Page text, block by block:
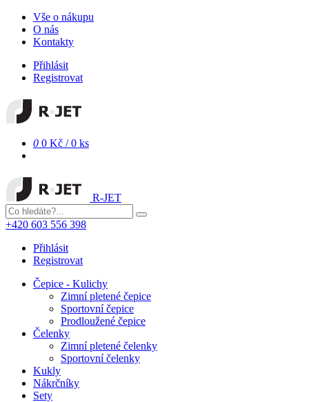
Vše o nákupu
O nás
Kontakty
Přihlásit
Registrovat
0 0 Kč /0 ks
R-JET
+420 603 556 398
Přihlásit
Registrovat
Čepice - Kulichy
Zimní pletené čepice
Sportovní čepice
Prodloužené čepice
Čelenky
Zimní pletené čelenky
Sportovní čelenky
Kukly
Nákrčníky
Sety